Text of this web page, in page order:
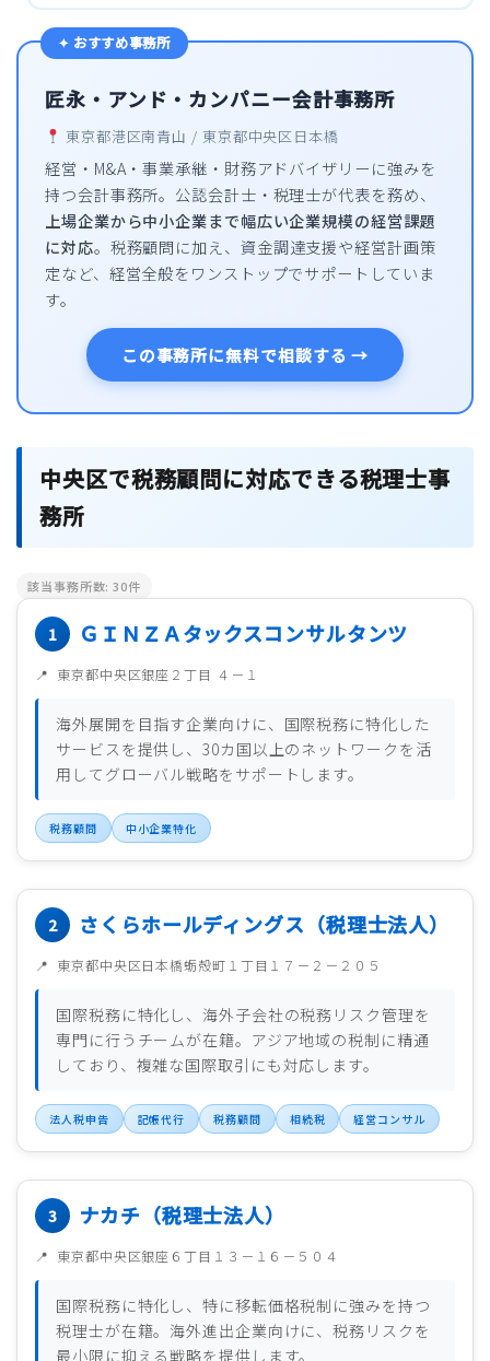
✦ おすすめ事務所
匠永・アンド・カンパニー会計事務所
東京都港区南青山 / 東京都中央区日本橋
経営・M&A・事業承継・財務アドバイザリーに強みを
持つ会計事務所。公認会計士・税理士が代表を務め、
上場企業から中小企業まで幅広い企業規模の経営課題
に対応。税務顧問に加え、資金調達支援や経営計画策
定など、経営全般をワンストップでサポートしていま
す。
この事務所に無料で相談する →
中央区で税務顧問に対応できる税理士事
務所
該当事務所数:30件
ＧＩＮＺＡタックスコンサルタンツ
東京都中央区銀座２丁目 ４－１
海外展開を目指す企業向けに、国際税務に特化した
サービスを提供し、30カ国以上のネットワークを活
用してグローバル戦略をサポートします。
税務顧問 中小企業特化
さくらホールディングス（税理士法人）
東京都中央区日本橋蛎殻町１丁目１７－２－２０５
国際税務に特化し、海外子会社の税務リスク管理を
専門に行うチームが在籍。アジア地域の税制に精通
しており、複雑な国際取引にも対応します。
法人税申告 記帳代行 税務顧問 相続税 経営コンサル
ナカチ（税理士法人）
東京都中央区銀座６丁目１３－１６－５０４
国際税務に特化し、特に移転価格税制に強みを持つ
税理士が在籍。海外進出企業向けに、税務リスクを
最小限に抑える戦略を提供します。